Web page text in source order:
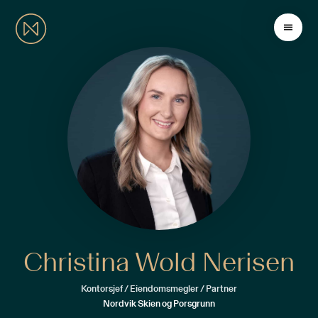
Christina Wold Nerisen
Kontorsjef / Eiendomsmegler / Partner
Nordvik Skien og Porsgrunn